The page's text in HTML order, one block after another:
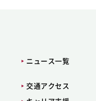
ニュース一覧
交通アクセス